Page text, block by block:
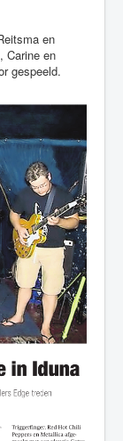
en
Carine en
gespeeld.